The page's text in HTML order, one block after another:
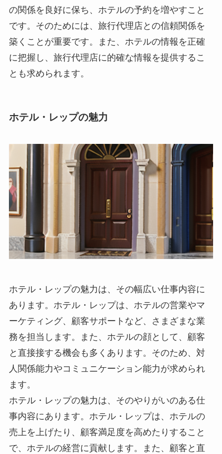
の関係を良好に保ち、ホテルの予約を増やすこと
です。そのためには、旅行代理店との信頼関係を
築くことが重要です。また、ホテルの情報を正確
に把握し、旅行代理店に的確な情報を提供するこ
とも求められます。
ホテル・レップの魅力
ホテル・レップの魅力は、その幅広い仕事内容に
あります。ホテル・レップは、ホテルの営業やマ
ーケティング、顧客サポートなど、さまざまな業
務を担当します。また、ホテルの顔として、顧客
と直接接する機会も多くあります。そのため、対
人関係能力やコミュニケーション能力が求められ
ます。
ホテル・レップの魅力は、そのやりがいのある仕
事内容にあります。ホテル・レップは、ホテルの
売上を上げたり、顧客満足度を高めたりすること
で、ホテルの経営に貢献します。また、顧客と直